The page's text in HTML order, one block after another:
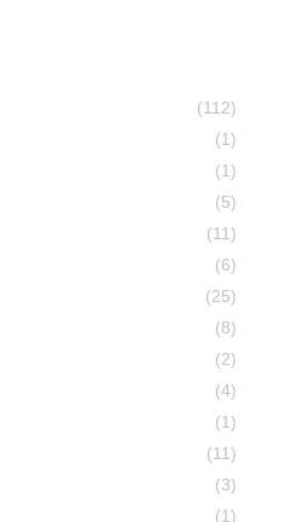
(112)
(1)
(1)
(5)
(11)
(6)
(25)
(8)
(2)
(4)
(1)
(11)
(3)
(1)